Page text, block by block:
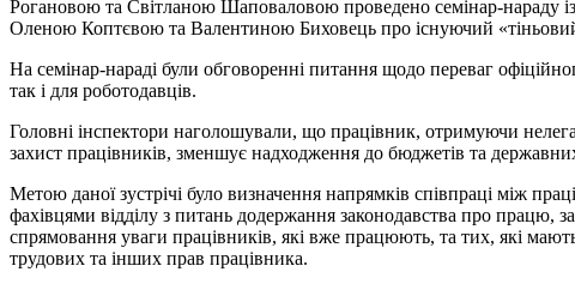
Рогановою та Світланою Шаповаловою проведено семінар-нараду із
Оленою Коптєвою та Валентиною Биховець про існуючий
На семінар-нараді були обговоренні питання щодо переваг
так і для роботодавців.
Головні інспектори наголошували, що працівник, отримуючи
захист працівників, зменшує надходження до бюджетів та
Метою даної зустрічі було визначення напрямків співпраці між
фахівцями відділу з питань додержання законодавства про працю,
спрямовання уваги працівників, які вже працюють, та тих, які
трудових та інших прав працівника.